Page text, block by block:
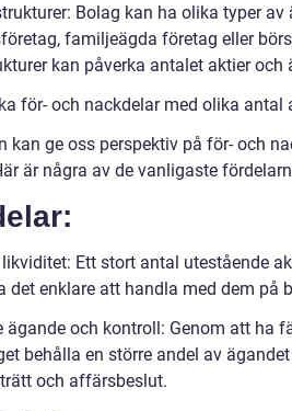
Bolag kan ha olika typer av
familjeägda företag eller
kan påverka antalet aktier och
för- och nackdelar med olika antal
kan ge oss perspektiv på för- och
är några av de vanligaste
Ett stort antal utestående
det enklare att handla med dem på
ägande och kontroll: Genom att ha
behålla en större andel av
och affärsbeslut.